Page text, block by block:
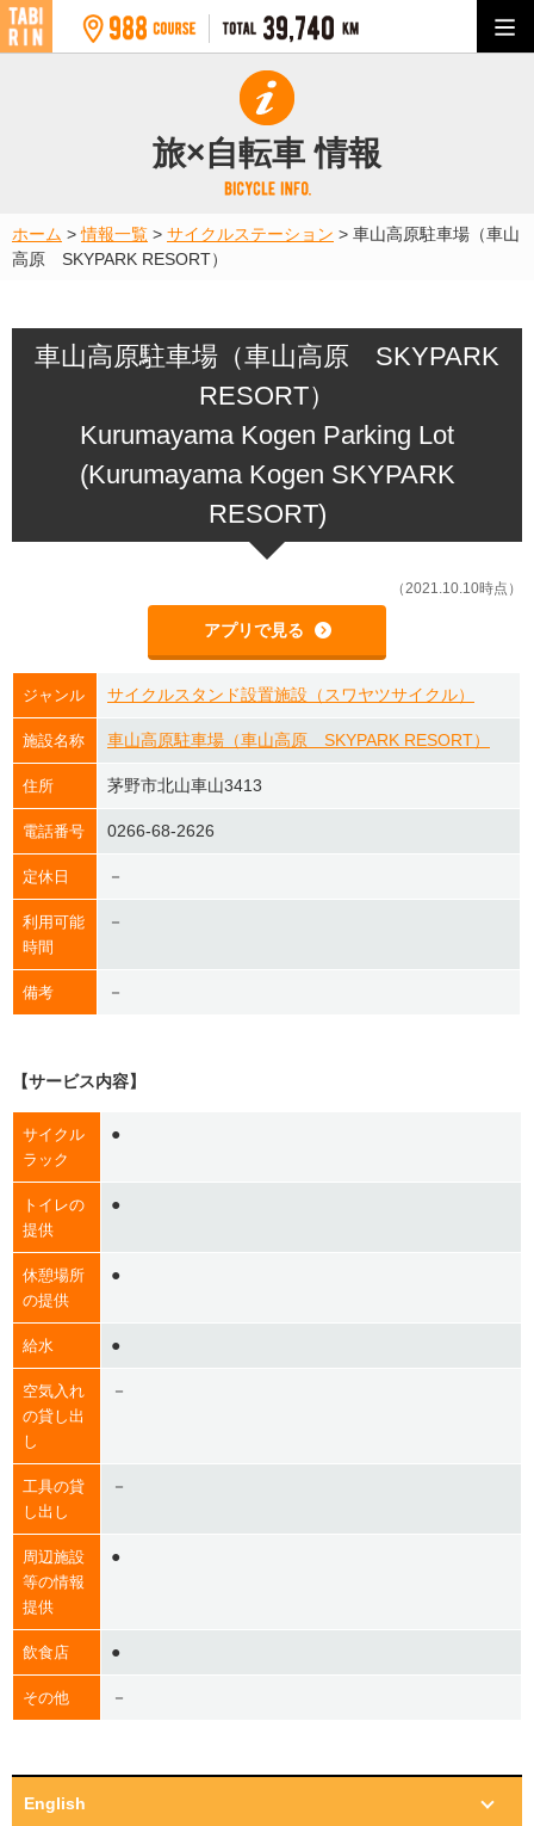
旅×自転車 情報
ホーム >情報一覧 > サイクルステーション > 車山高原駐車場（車山
高原 SKYPARK RESORT）
車山高原駐車場（車山高原 SKYPARK
RESORT）
Kurumayama Kogen Parking Lot
(Kurumayama Kogen SKYPARK
RESORT)
（2021.10.10時点）
アプリで見る
ジャンル サイクルスタンド設置施設（スワヤツサイクル）
施設名称 車山高原駐車場（車山高原 SKYPARK RESORT）
住所 茅野市北山車山3413
電話番号 0266-68-2626
定休日 －
利用可能
時間
－
備考 －
【サービス内容】
サイクル
ラック
●
トイレの
提供
●
休憩場所
の提供
●
給水 ●
空気入れ
の貸し出
し
－
工具の貸
し出し
－
周辺施設
等の情報
提供
●
飲食店 ●
その他 －
English